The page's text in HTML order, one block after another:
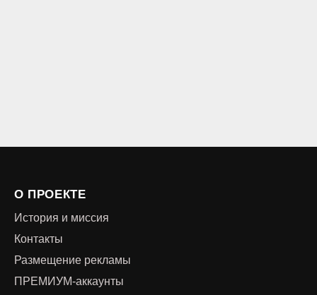
О ПРОЕКТЕ
История и миссия
Контакты
Размещение рекламы
ПРЕМИУМ-аккаунты